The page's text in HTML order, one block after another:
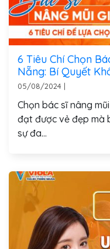
6 Tiêu Chí Chọn
Nẵng: Bí Quyết
05/08/2024 |
Chọn bác sĩ nâng
đạt được vẻ đẹp mà
sự đa...